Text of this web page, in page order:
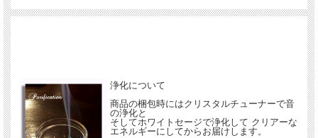
浄化について
商品の梱包時にはクリスタルチューナーで音
の浄化と
そしてホワイトセージで浄化して クリアーな
エネルギーにしてからお届けします。